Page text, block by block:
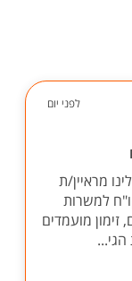
לפני יום
מראיין/ת
למשרות
זימון מועמדים
הגי...